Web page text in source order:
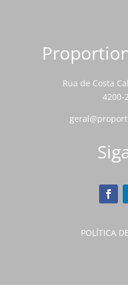
Rua de Costa
4200-
POLÍTICA